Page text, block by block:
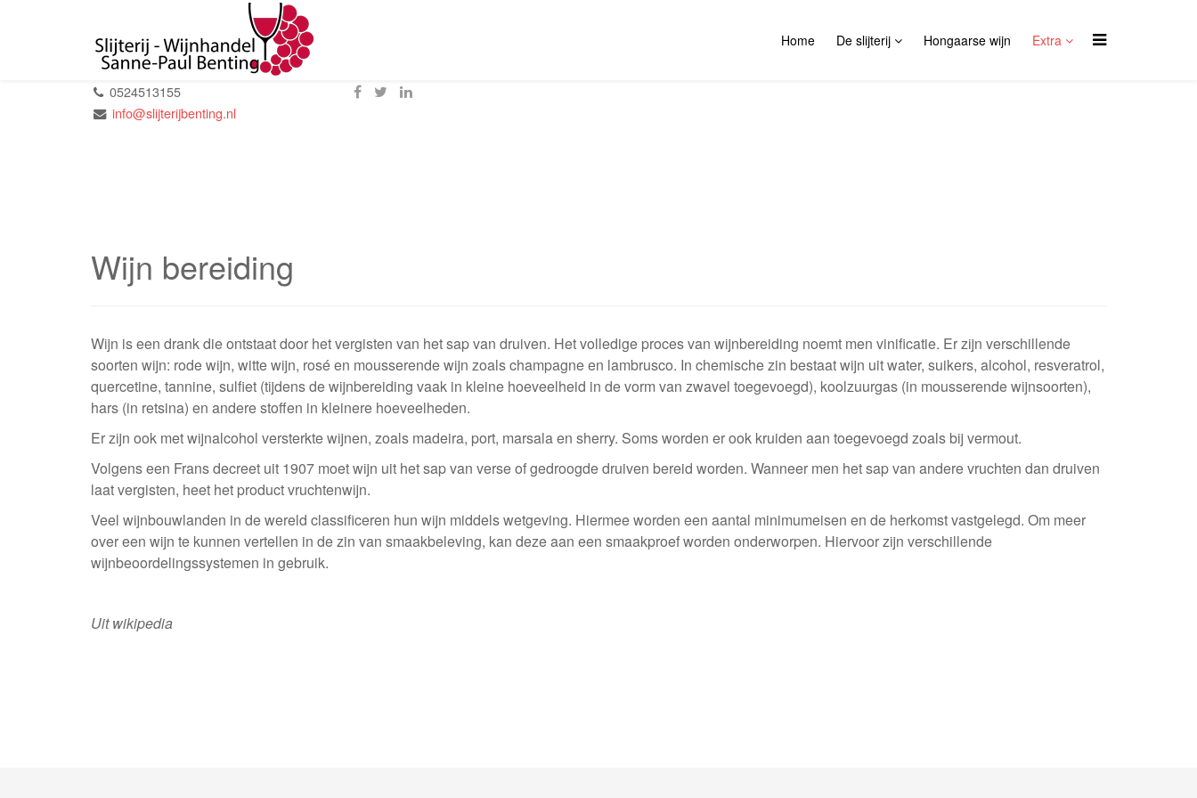
Home De slijterij Hongaarse wijn Extra
0524513155
info@slijterijbenting.nl
Wijn bereiding
Wijn is een drank die ontstaat door het vergisten van het sap van druiven. Het volledige proces van wijnbereiding noemt men vinificatie. Er zijn verschillende
soorten wijn: rode wijn, witte wijn, rosé en mousserende wijn zoals champagne en lambrusco. In chemische zin bestaat wijn uit water, suikers, alcohol, resveratrol,
quercetine, tannine, sulfiet (tijdens de wijnbereiding vaak in kleine hoeveelheid in de vorm van zwavel toegevoegd), koolzuurgas (in mousserende wijnsoorten),
hars (in retsina) en andere stoffen in kleinere hoeveelheden.
Er zijn ook met wijnalcohol versterkte wijnen, zoals madeira, port, marsala en sherry. Soms worden er ook kruiden aan toegevoegd zoals bij vermout.
Volgens een Frans decreet uit 1907 moet wijn uit het sap van verse of gedroogde druiven bereid worden. Wanneer men het sap van andere vruchten dan druiven
laat vergisten, heet het product vruchtenwijn.
Veel wijnbouwlanden in de wereld classificeren hun wijn middels wetgeving. Hiermee worden een aantal minimumeisen en de herkomst vastgelegd. Om meer
over een wijn te kunnen vertellen in de zin van smaakbeleving, kan deze aan een smaakproef worden onderworpen. Hiervoor zijn verschillende
wijnbeoordelingssystemen in gebruik.
Uit wikipedia